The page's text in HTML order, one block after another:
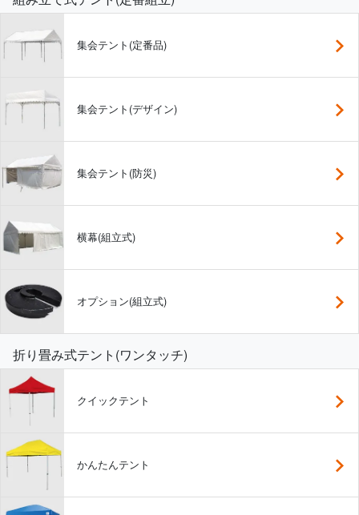
集会テント(定番品)
集会テント(デザイン)
集会テント(防災)
横幕(組立式)
オプション(組立式)
折り畳み式テント(ワンタッチ)
クイックテント
かんたんテント